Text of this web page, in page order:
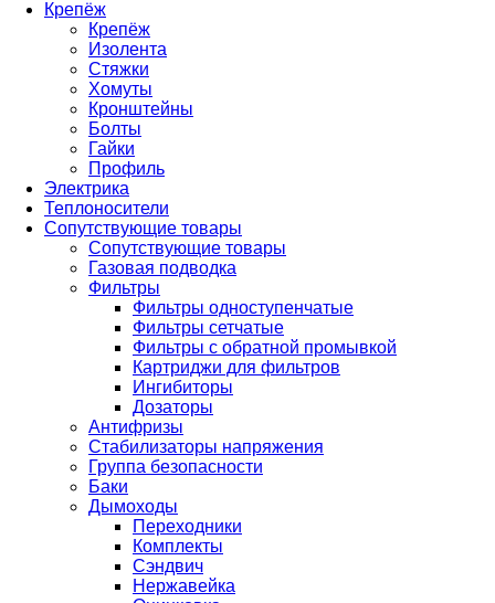
Крепёж
Крепёж
Изолента
Стяжки
Хомуты
Кронштейны
Болты
Гайки
Профиль
Электрика
Теплоносители
Сопутствующие товары
Сопутствующие товары
Газовая подводка
Фильтры
Фильтры одноступенчатые
Фильтры сетчатые
Фильтры с обратной промывкой
Картриджи для фильтров
Ингибиторы
Дозаторы
Антифризы
Стабилизаторы напряжения
Группа безопасности
Баки
Дымоходы
Переходники
Комплекты
Сэндвич
Нержавейка